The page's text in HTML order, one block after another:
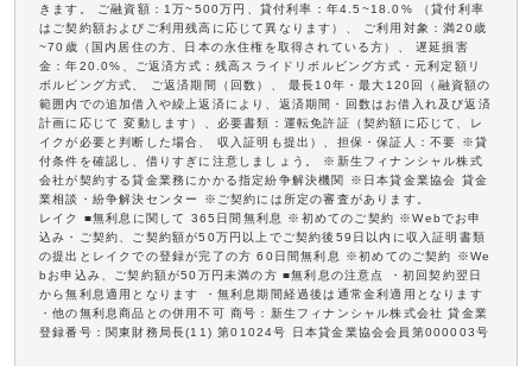
きます。 ご融資額：1万~500万円、貸付利率：年4.5~18.0% （貸付利率
はご契約額およびご利用残高に応じて異なります）、 ご利用対象：満20歳
~70歳（国内居住の方、日本の永住権を取得されている方）、 遅延損害
金：年20.0%、ご返済方式：残高スライドリボルビング方式・元利定額リ
ボルビング方式、 ご返済期間（回数）、 最長10年・最大120回（融資額の
範囲内での追加借入や繰上返済により、返済期間・回数はお借入れ及び返済
計画に応じて 変動します）、必要書類：運転免許証（契約額に応じて、レ
イクが必要と判断した場合、 収入証明も提出）、担保・保証人：不要 ※貸
付条件を確認し、借りすぎに注意しましょう。 ※新生フィナンシャル株式
会社が契約する貸金業務にかかる指定紛争解決機関 ※日本貸金業協会 貸金
業相談・紛争解決センター ※ご契約には所定の審査があります。
レイク ■無利息に関して 365日間無利息 ※初めてのご契約 ※Webでお申
込み・ご契約、ご契約額が50万円以上でご契約後59日以内に収入証明書類
の提出とレイクでの登録が完了の方 60日間無利息 ※初めてのご契約 ※We
bお申込み、ご契約額が50万円未満の方 ■無利息の注意点 ・初回契約翌日
から無利息適用となります ・無利息期間経過後は通常金利適用となります
・他の無利息商品との併用不可 商号：新生フィナンシャル株式会社 貸金業
登録番号：関東財務局長(11) 第01024号 日本貸金業協会会員第000003号